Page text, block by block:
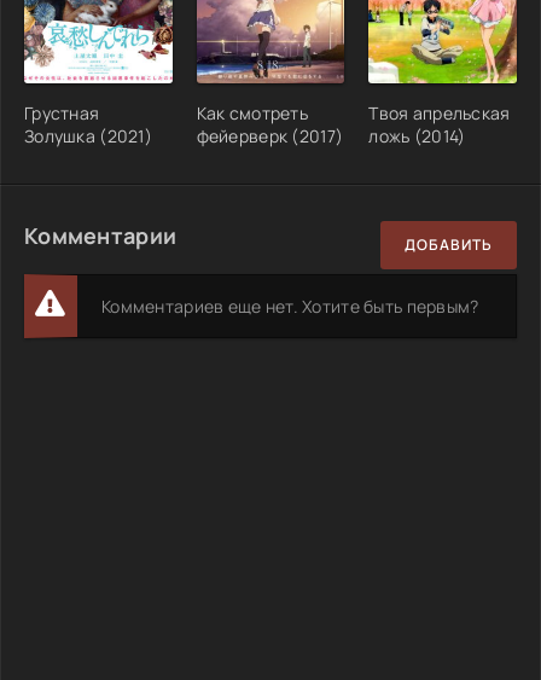
Грустная
Золушка (2021)
Как смотреть
фейерверк (2017)
Твоя апрельская
ложь (2014)
Комментарии ДОБАВИТЬ
Комментариев еще нет. Хотите быть первым?